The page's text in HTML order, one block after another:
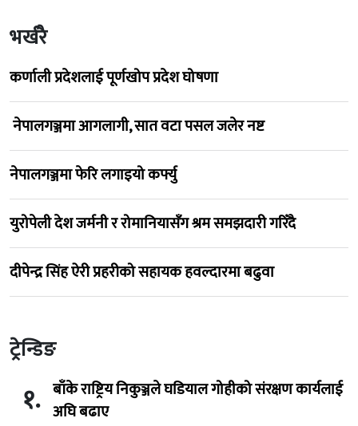
भर्खरै
कर्णाली प्रदेशलाई पूर्णखोप प्रदेश घोषणा
नेपालगञ्जमा आगलागी, सात वटा पसल जलेर नष्ट
नेपालगञ्जमा फेरि लगाइयो कर्फ्यु
युरोपेली देश जर्मनी र रोमानियासँग श्रम समझदारी गरिँदै
दीपेन्द्र सिंह ऐरी प्रहरीको सहायक हवल्दारमा बढुवा
ट्रेन्डिङ
१. बाँके राष्ट्रिय निकुञ्जले घडियाल गोहीको संरक्षण कार्यलाई
अघि बढाए